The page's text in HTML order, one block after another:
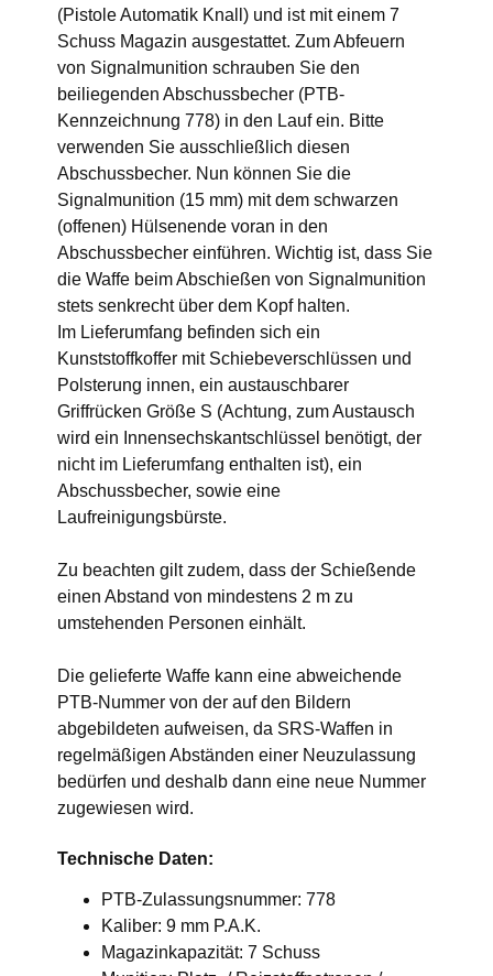
(Pistole Automatik Knall) und ist mit einem 7
Schuss Magazin ausgestattet. Zum Abfeuern
von Signalmunition schrauben Sie den
beiliegenden Abschussbecher (PTB-
Kennzeichnung 778) in den Lauf ein. Bitte
verwenden Sie ausschließlich diesen
Abschussbecher. Nun können Sie die
Signalmunition (15 mm) mit dem schwarzen
(offenen) Hülsenende voran in den
Abschussbecher einführen. Wichtig ist, dass Sie
die Waffe beim Abschießen von Signalmunition
stets senkrecht über dem Kopf halten.
Im Lieferumfang befinden sich ein
Kunststoffkoffer mit Schiebeverschlüssen und
Polsterung innen, ein austauschbarer
Griffrücken Größe S (Achtung, zum Austausch
wird ein Innensechskantschlüssel benötigt, der
nicht im Lieferumfang enthalten ist), ein
Abschussbecher, sowie eine
Laufreinigungsbürste.
Zu beachten gilt zudem, dass der Schießende
einen Abstand von mindestens 2 m zu
umstehenden Personen einhält.
Die gelieferte Waffe kann eine abweichende
PTB-Nummer von der auf den Bildern
abgebildeten aufweisen, da SRS-Waffen in
regelmäßigen Abständen einer Neuzulassung
bedürfen und deshalb dann eine neue Nummer
zugewiesen wird.
Technische Daten:
PTB-Zulassungsnummer: 778
Kaliber: 9 mm P.A.K.
Magazinkapazität: 7 Schuss